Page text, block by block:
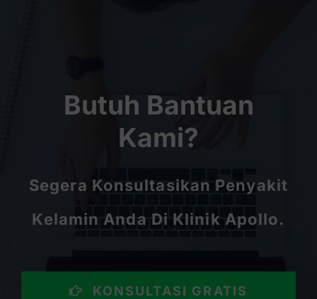
Butuh Bantuan
Kami?
Segera Konsultasikan Penyakit
Kelamin Anda Di Klinik Apollo.
KONSULTASI GRATIS